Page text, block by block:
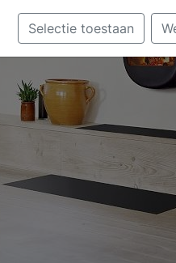
Selectie toestaan